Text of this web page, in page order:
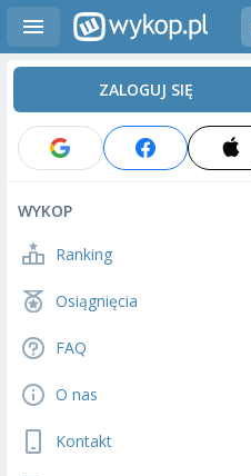
ZALOGUJ SIĘ
WYKOP
Ranking
Osiągnięcia
FAQ
O nas
Kontakt